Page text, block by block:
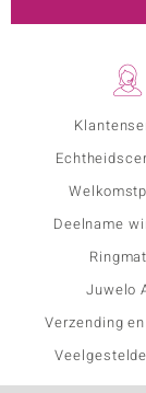
Deelname
Juwelo
Verzending